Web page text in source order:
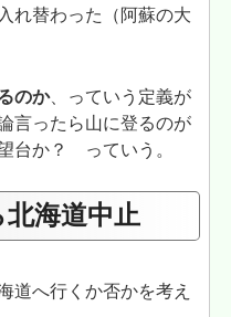
れ替わった（阿蘇の大
のか、っていう定義が
言ったら山に登るのが
台か？ っていう。
海道中止
道へ行くか否かを考え